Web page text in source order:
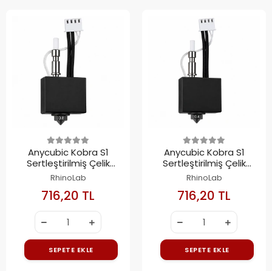
Anycubic Kobra S1
Sertleştirilmiş Çelik
Hotend Kiti 0.8mm
RhinoLab
716,20 TL
SEPETE EKLE
Anycubic Kobra S1
Sertleştirilmiş Çelik
Hotend Kiti 0.4mm
RhinoLab
716,20 TL
SEPETE EKLE